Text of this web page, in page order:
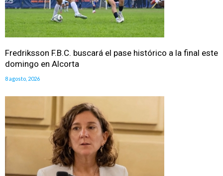
Fredriksson F.B.C. buscará el pase histórico a la final este
domingo en Alcorta
8 agosto, 2026